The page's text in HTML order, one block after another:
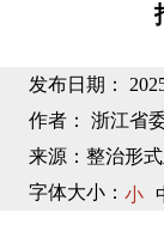
发布日期：
作者： 浙江省
来源：整治形
字体大小： 小